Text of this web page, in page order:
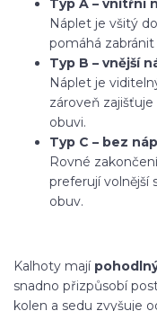
Typ A – vnitřní
Náplet je všitý
pomáhá
Typ B – vnější
Náplet je
zároveň
obuvi.
Typ C – bez
Rovné
preferují volnější
obuv.
Kalhoty mají
snadno přizpůsobí
kolen a sedu zvyšuje